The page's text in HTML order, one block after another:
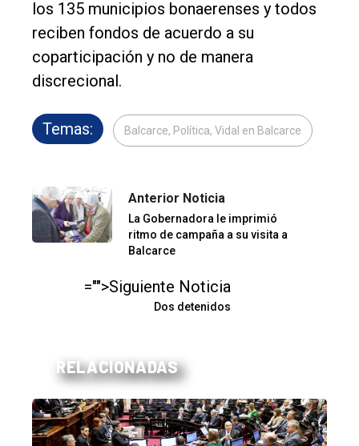
los 135 municipios bonaerenses y todos
reciben fondos de acuerdo a su
coparticipación y no de manera
discrecional.
Temas: Balcarce, Política, Vidal en Balcarce
Anterior Noticia
La Gobernadora le imprimió
ritmo de campaña a su visita a
Balcarce
="">Siguiente Noticia
Dos detenidos
RELACIONADAS